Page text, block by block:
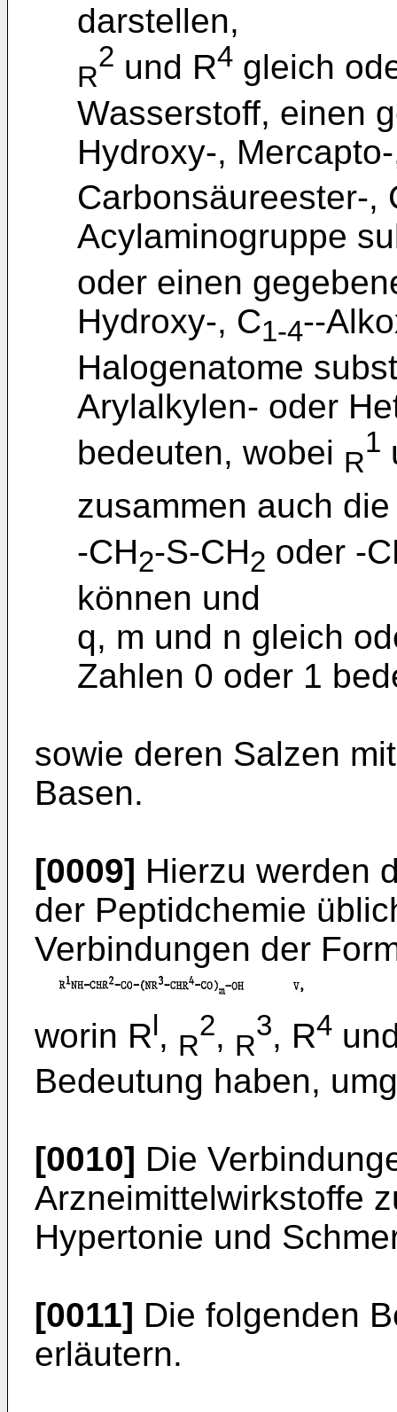
darstellen,
R
2 und R4 gleich
Wasserstoff, einen
Hydroxy-,
Carbonsäureester-,
Acylaminogruppe
oder einen
Hydroxy-, C1-4--
Halogenatome
Arylalkylen- oder
bedeuten, wobei R
1
zusammen auch
-CH2-S-CH2 oder -
können und
q, m und n gleich
Zahlen 0 oder 1
sowie deren Salzen
Basen.
[0009] Hierzu werden
der Peptidchemie
Verbindungen der
worin Rl, R
2, R
3, R4
Bedeutung haben,
[0010] Die
Arzneimittelwirkstoffe
Hypertonie und
[0011] Die folgenden
erläutern.